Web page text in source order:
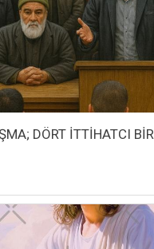
DÖRT İTTİHATCI BİR